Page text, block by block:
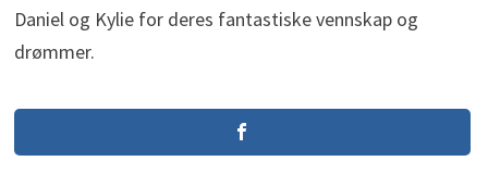
Daniel og Kylie for deres fantastiske vennskap og
drømmer.